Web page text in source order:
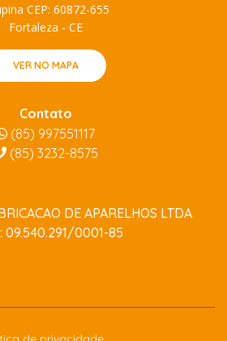
CEP: 60872-655
Fortaleza - CE
VER NO MAPA
Contato
(85) 997551117
(85) 3232-8575
DE APARELHOS LTDA
09.540.291/0001-85